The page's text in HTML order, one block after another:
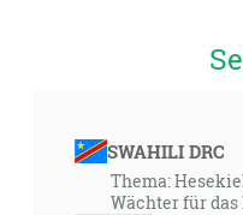
SWAHILI DRC
Thema:
Wächter für